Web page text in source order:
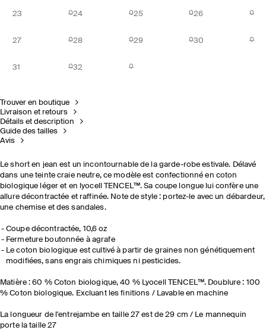
23 24 25 26
27 28 29 30
31 32
Trouver en boutique
Livraison et retours
Détails et description
Guide des tailles
Avis
Le short en jean est un incontournable de la garde-robe estivale. Délavé
dans une teinte craie neutre, ce modèle est confectionné en coton
biologique léger et en lyocell TENCEL™. Sa coupe longue lui confère une
allure décontractée et raffinée. Note de style : portez-le avec un débardeur,
une chemise et des sandales.
Coupe décontractée, 10,6 oz
Fermeture boutonnée à agrafe
Le coton biologique est cultivé à partir de graines non génétiquement
modifiées, sansengrais chimiques ni pesticides.
Matière : 60 % Coton biologique, 40 % Lyocell TENCEL™. Doublure : 100
% Coton biologique. Excluant les finitions / Lavable en machine
La longueur de l'entrejambe en taille 27 est de 29 cm / Le mannequin
porte la taille 27